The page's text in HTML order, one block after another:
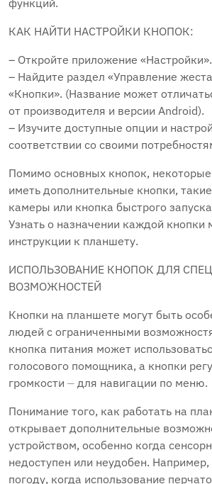
функций.
КАК НАЙТИ НАСТРОЙКИ КНОПОК:
– Откройте приложение «Настройки».
– Найдите раздел «Управление
«Кнопки». (Название может
от производителя и версии Android).
– Изучите доступные опции и
соответствии со своими
Помимо основных кнопок,
иметь дополнительные кнопки,
камеры или кнопка быстрого
Узнать о назначении каждой кнопки
инструкции к планшету.
ИСПОЛЬЗОВАНИЕ КНОПОК ДЛЯ
ВОЗМОЖНОСТЕЙ
Кнопки на планшете могут быть
людей с ограниченными
кнопка питания может
голосового помощника, а кнопки
громкости ⏤ для навигации по меню.
Понимание того, как работать на
открывает дополнительные
устройством, особенно когда
недоступен или неудобен.
погоду, когда использование